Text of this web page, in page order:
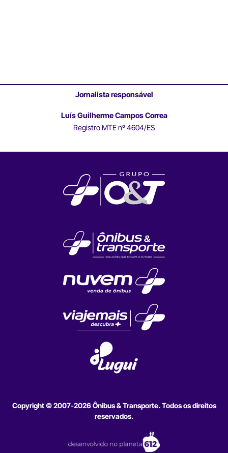
Jornalista responsável
Luís Guilherme Campos Correa
Registro MTE nº 4604/ES
Copyright © 2007-2026 Ônibus & Transporte. Todos os direitos
reservados.